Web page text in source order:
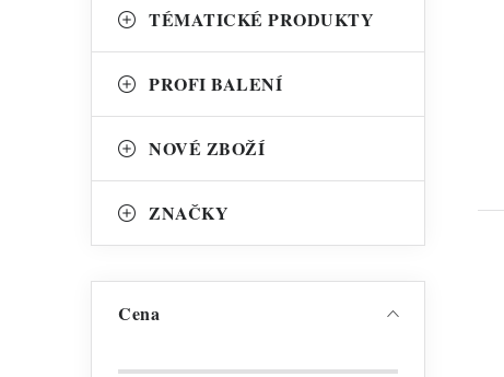
TÉMATICKÉ PRODUKTY
PROFI BALENÍ
NOVÉ ZBOŽÍ
ZNAČKY
Cena